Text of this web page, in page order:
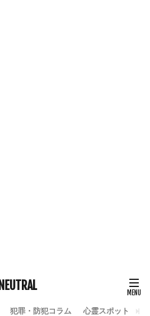
NEUTRAL
犯罪・防犯コラム 心霊スポット